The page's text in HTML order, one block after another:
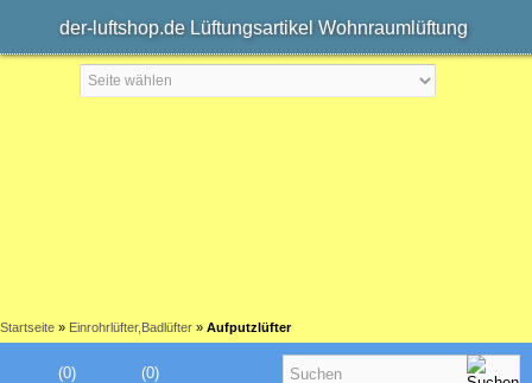
der-luftshop.de Lüftungsartikel Wohnraumlüftung
Startseite » Einrohrlüfter,Badlüfter » Aufputzlüfter
(0)
(0)